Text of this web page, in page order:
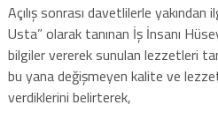
Açılış sonrası davetlilerle yakından
Usta” olarak tanınan İş İnsanı
bilgiler vererek sunulan lezzetleri
bu yana değişmeyen kalite ve
verdiklerini belirterek,